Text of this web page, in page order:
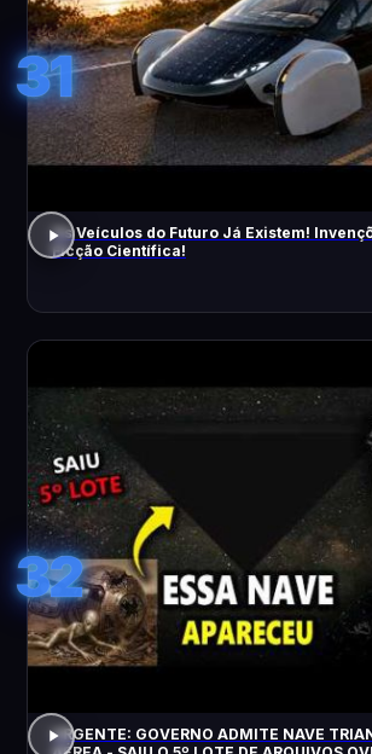
31
Os Veículos do Futuro Já Existem!
Ficção Científica!
32
URGENTE: GOVERNO ADMITE NAVE